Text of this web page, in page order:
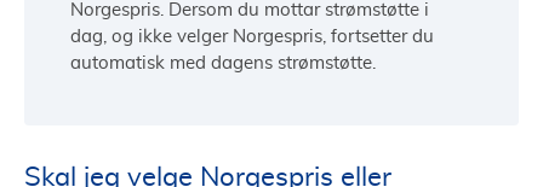
Norgespris. Dersom du mottar strømstøtte i
dag, og ikke velger Norgespris, fortsetter du
automatisk med dagens strømstøtte.
Skal jeg velge Norgespris eller